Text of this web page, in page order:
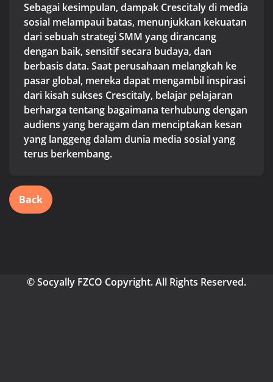
Sebagai kesimpulan, dampak Crescitaly di media
sosial melampaui batas, menunjukkan kekuatan
dari sebuah strategi SMM yang dirancang
dengan baik, sensitif secara budaya, dan
berbasis data. Saat perusahaan melangkah ke
pasar global, mereka dapat mengambil inspirasi
dari kisah sukses Crescitaly, belajar pelajaran
berharga tentang bagaimana terhubung dengan
audiens yang beragam dan menciptakan kesan
yang langgeng dalam dunia media sosial yang
terus berkembang.
Back
© Socyally FZCO Copyright. All Rights Reserved.